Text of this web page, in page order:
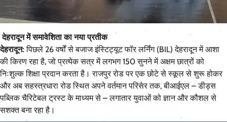
देहरादून में समावेशिता का नया प्रतीक
देहरादून: पिछले 26 वर्षों से बजाज इंस्टिट्यूट फॉर लर्निंग (BIL) देहरादून में आशा
की किरण रहा है, जो प्रत्येक सत्र में लगभग 150 सुनने में अक्षम छात्रों को
निःशुल्क शिक्षा प्रदान करता है। राजपुर रोड पर एक छोटे से स्कूल से शुरू होकर
और अब सहस्त्रधारा रोड स्थित अपने वर्तमान परिसर तक, बीआईएल – डीड्स
पब्लिक चैरिटेबल ट्रस्ट के माध्यम से – लगातार युवाओं को ज्ञान और कौशल से
सशक्त बना रहा है।